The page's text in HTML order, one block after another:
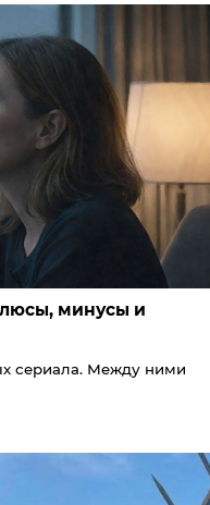
минусы и
сериала. Между ними